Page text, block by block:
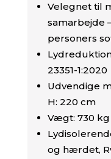
Velegnet til
samarbejde
personers
23351-1:2020
Udvendige
H: 220 cm
Vægt: 730 kg
og hærdet,